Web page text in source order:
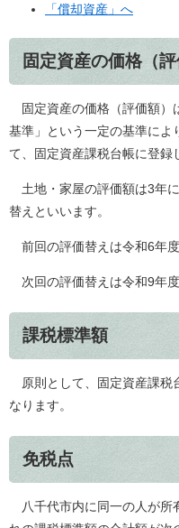
「償却資産」へ
固定資産の価格（評
固定資産の価格（評価額）
基準」という一定の基準によ
て、固定資産課税台帳に登録
土地・家屋の評価額は3年
替えといいます。
前回の評価替えは令和6年度
次回の評価替えは令和9年度
課税標準額
原則として、固定資産課税
なります。
免税点
八千代市内に同一の人が所